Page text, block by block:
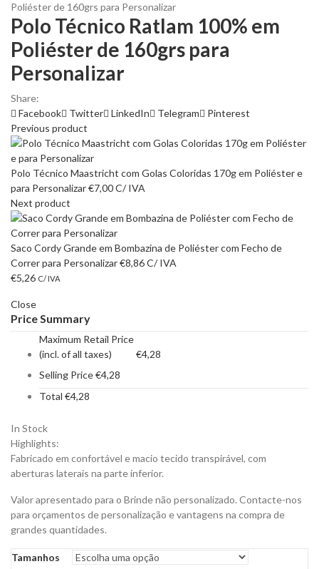
Poliéster de 160grs para Personalizar
Polo Técnico Ratlam 100% em
Poliéster de 160grs para
Personalizar
Share:
Facebook
Twitter LinkedIn Telegram
Pinterest
Previous product
Polo Técnico Maastricht com Golas Coloridas 170g em Poliéster e
para Personalizar€7,00C/ IVA
Next product
Saco Cordy Grande em Bombazina de Poliéster com Fecho de
Correr para Personalizar€8,86C/ IVA
€5,26 C/ IVA
Close
Price Summary
Maximum Retail Price
(incl. of all taxes)
€4,28
Selling Price€4,28
Total €4,28
In Stock
Highlights:
Fabricado em confortável e macio tecido transpirável, com
aberturas laterais na parte inferior.
Valor apresentado para o Brinde não personalizado. Contacte-nos
para orçamentos de personalização e vantagens na compra de
grandes quantidades.
Tamanhos